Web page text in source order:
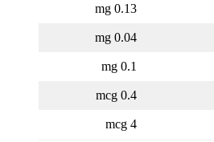
0.13 mg
0.04 mg
0.1 mg
0.4 mcg
4 mcg